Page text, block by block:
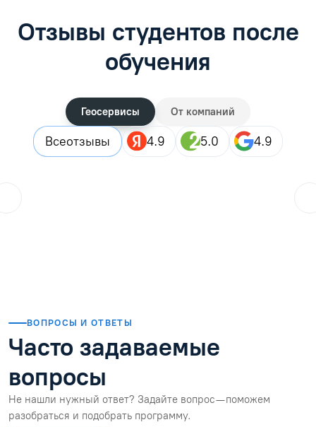
Отзывы студентов после
обучения
Геосервисы От компаний
Всеотзывы 4.9 5.0 4.9
ВОПРОСЫ И ОТВЕТЫ
Часто задаваемые
вопросы
Не нашли нужный ответ? Задайте вопрос — поможем
разобраться и подобрать программу.